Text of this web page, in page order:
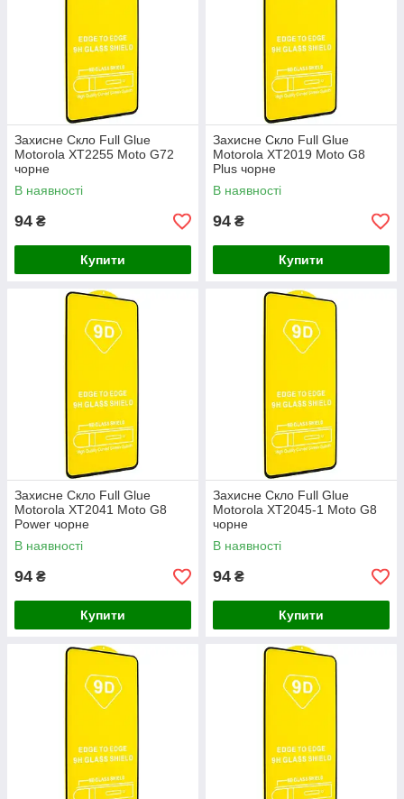
Захисне Скло Full Glue
Motorola XT2255 Moto G72
чорне
В наявності
94 ₴
Купити
Захисне Скло Full Glue
Motorola XT2019 Moto G8
Plus чорне
В наявності
94 ₴
Купити
Захисне Скло Full Glue
Motorola XT2041 Moto G8
Power чорне
В наявності
94 ₴
Купити
Захисне Скло Full Glue
Motorola XT2045-1 Moto G8
чорне
В наявності
94 ₴
Купити